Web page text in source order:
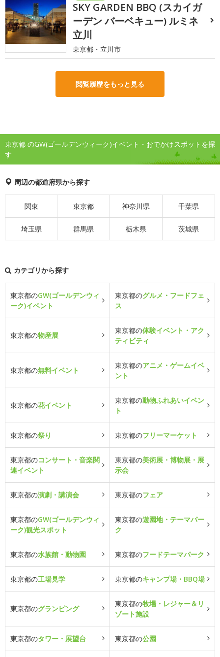
SKY GARDEN BBQ (スカイガ
ーデン バーベキュー) ルミネ
立川
東京都・立川市
閲覧履歴をもっと見る
東京都 のGW(ゴールデンウィーク)イベント・おでかけスポットを探
す
周辺の都道府県から探す
関東 東京都 神奈川県 千葉県
埼玉県 群馬県 栃木県 茨城県
カテゴリから探す
東京都のGW(ゴールデンウィ
ーク)イベント
東京都のグルメ・フードフェ
ス
東京都の物産展
東京都の体験イベント・アク
ティビティ
東京都の無料イベント
東京都のアニメ・ゲームイベ
ント
東京都の花イベント
東京都の動物ふれあいイベン
ト
東京都の祭り 東京都のフリーマーケット
東京都のコンサート・音楽関
連イベント
東京都の美術展・博物展・展
示会
東京都の演劇・講演会 東京都のフェア
東京都のGW(ゴールデンウィ
ーク)観光スポット
東京都の遊園地・テーマパー
ク
東京都の水族館・動物園 東京都のフードテーマパーク
東京都の工場見学 東京都のキャンプ場・BBQ場
東京都のグランピング
東京都の牧場・レジャー＆リ
ゾート施設
東京都のタワー・展望台 東京都の公園